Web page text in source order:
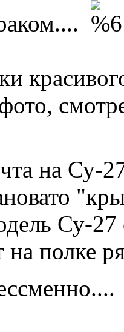
фото,
на Су-
Су-
на полке